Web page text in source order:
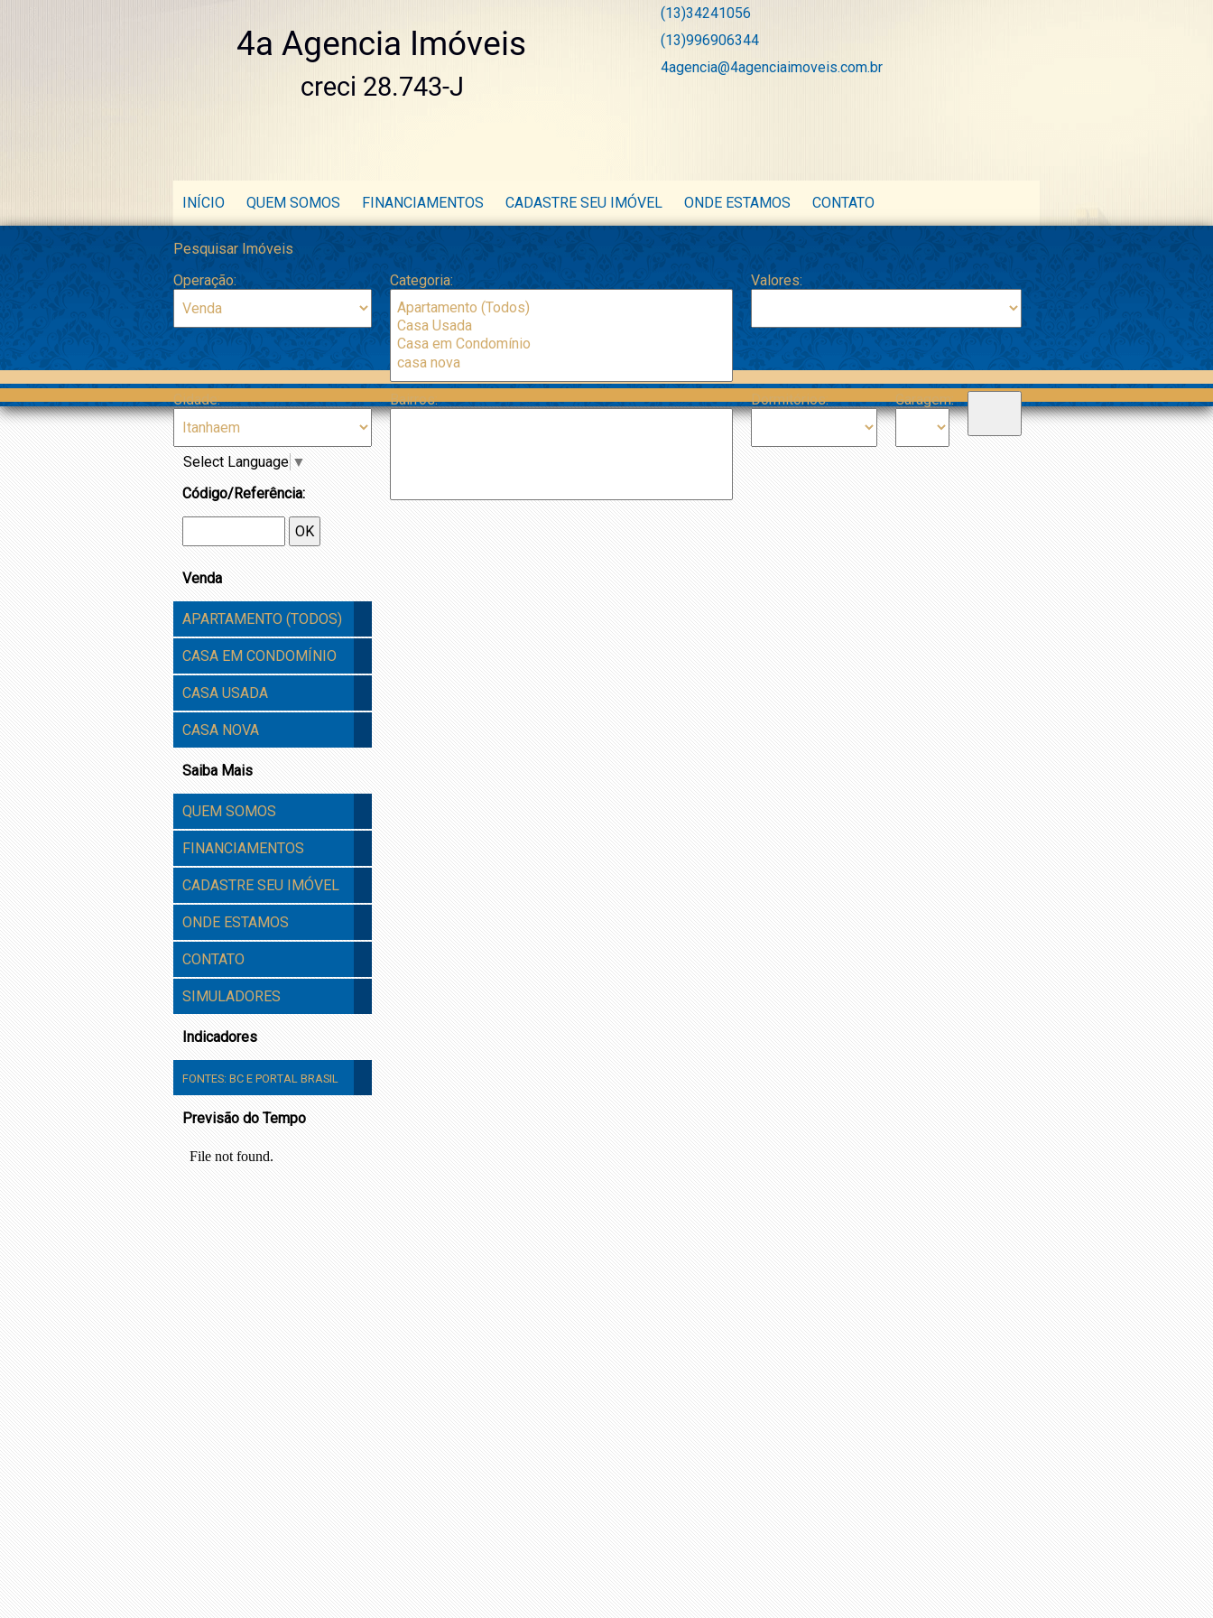
(13)34241056
(13)996906344
4agencia@4agenciaimoveis.com.br
INÍCIO QUEM SOMOS FINANCIAMENTOS CADASTRE SEU IMÓVEL ONDE ESTAMOS CONTATO
Pesquisar Imóveis
Operação:
Categoria: Valores:
Cidade: Bairros: Dormitórios:
Garagem:
0Imóveis Favoritos
Select Language ▼
Código/Referência:
OK
Venda
APARTAMENTO (TODOS)
CASA EM CONDOMÍNIO
CASA USADA
CASA NOVA
Saiba Mais
QUEM SOMOS
FINANCIAMENTOS
CADASTRE SEU IMÓVEL
ONDE ESTAMOS
CONTATO
SIMULADORES
Indicadores
FONTES: BC E PORTAL BRASIL
Previsão do Tempo